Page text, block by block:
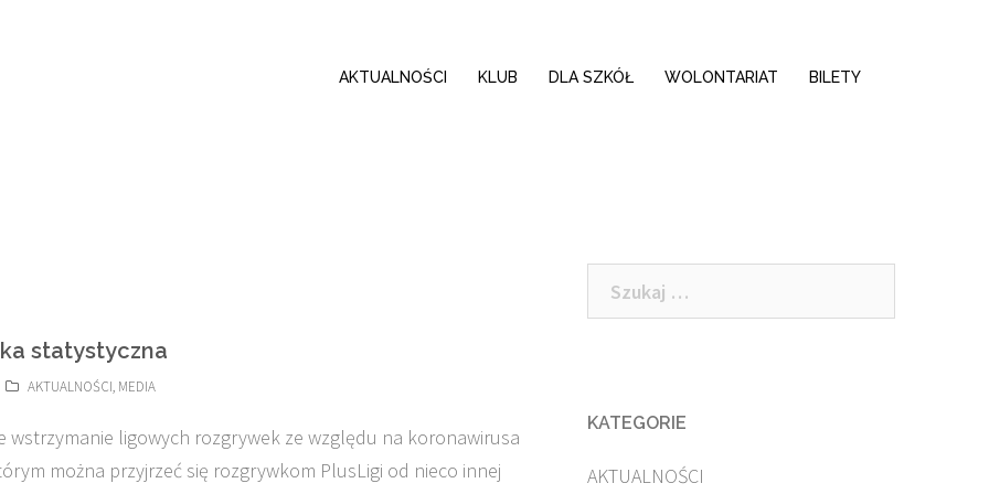
AKTUALNOŚCI KLUB DLA SZKÓŁ WOLONTARIAT BILETY
statystyczna
AKTUALNOŚCI, MEDIA
wstrzymanie ligowych rozgrywek ze względu na koronawirusa
można przyjrzeć się rozgrywkom PlusLigi od nieco innej
Szukaj:
KATEGORIE
AKTUALNOŚCI